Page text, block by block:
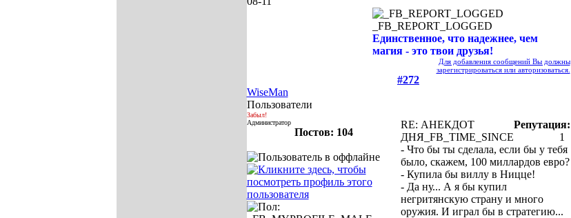
_FB_REPORT_LOGGED
Единственное, что надежнее, чем
магия - это твои друзья!
Для добавления сообщений Вы должны
зарегистрироваться или авторизоваться.
#272
WiseMan
Пользователи
Забыл!
Администратор
Постов: 104
RE: АНЕКДОТ
ДНЯ_FB_TIME_SINCE
Репутация:
1
- Что бы ты сделала, если бы у тебя
было, скажем, 100 миллардов евро?
- Купила бы виллу в Ницце!
- Да ну... А я бы купил
негритянскую страну и много
оружия. И играл бы в стратегию...